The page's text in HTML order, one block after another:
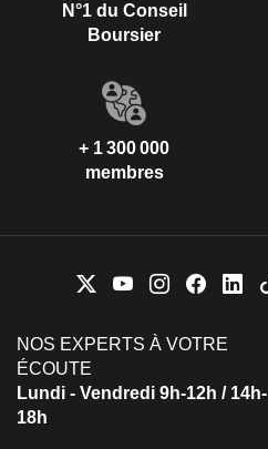
N°1 du Conseil
Boursier
+ 1 300 000
membres
NOS EXPERTS À VOTRE
ÉCOUTE
Lundi - Vendredi 9h-12h / 14h-
18h